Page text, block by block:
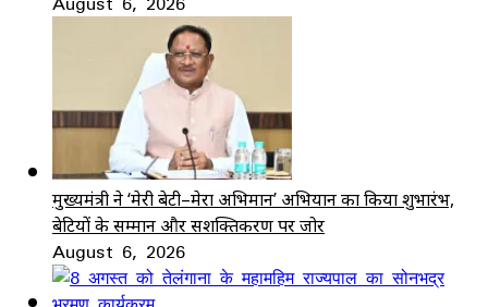
मुख्यमंत्री ने ‘मेरी बेटी–मेरा अभिमान’ अभियान का किया शुभारंभ,
बेटियों के सम्मान और सशक्तिकरण पर जोर
August 6, 2026